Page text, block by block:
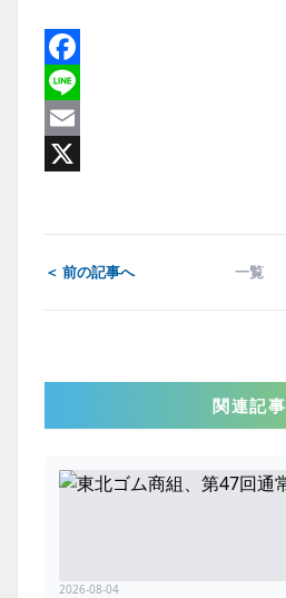
Facebook
Line
Email
＜ 前の記事へ 一覧
関連記事
2026-08-04